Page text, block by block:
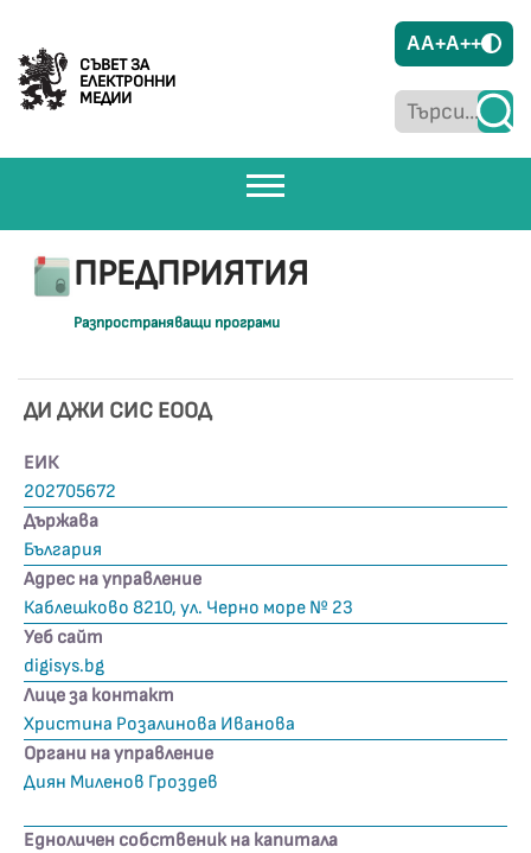
СЪВЕТ ЗА
ЕЛЕКТРОННИ
МЕДИИ
AA+A++
ПРЕДПРИЯТИЯ
Разпространяващи програми
ДИ ДЖИ СИС ЕООД
ЕИК
202705672
Държава
България
Адрес на управление
Каблешково 8210, ул. Черно море № 23
Уеб сайт
digisys.bg
Лице за контакт
Христина Розалинова Иванова
Органи на управление
Диян Миленов Гроздев
Едноличен собственик на капитала